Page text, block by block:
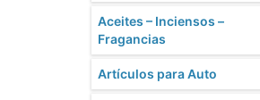
Aceites – Inciensos –
Fragancias
Artículos para Auto